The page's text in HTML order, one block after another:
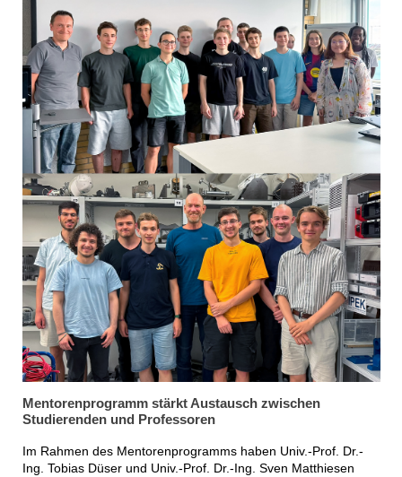
Mentorenprogramm stärkt Austausch zwischen
Studierenden und Professoren
Im Rahmen des Mentorenprogramms haben Univ.-Prof. Dr.-
Ing. Tobias Düser und Univ.-Prof. Dr.-Ing. Sven Matthiesen